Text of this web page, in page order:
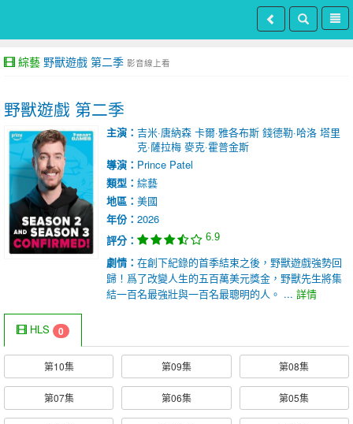
綜藝 野獸遊戲 第二季 影音線上看
野獸遊戲 第二季
主演： 吉米·唐納森 卡爾·雅各布斯 錢德勒·哈洛 塔里
克·薩拉梅 麥克·霍普金斯
導演： Prince Patel
類型： 綜藝
地區： 美國
年份： 2026
評分：
6.9
劇情： 在創下紀錄的首季結束之後，野獸遊戲強勢回
歸！爲了改變人生的五百萬美元獎金，野獸先生將集
結一百名最強壯與一百名最聰明的人。 ... 詳情
HLS 0
第10集 第09集 第08集
第07集 第06集 第05集